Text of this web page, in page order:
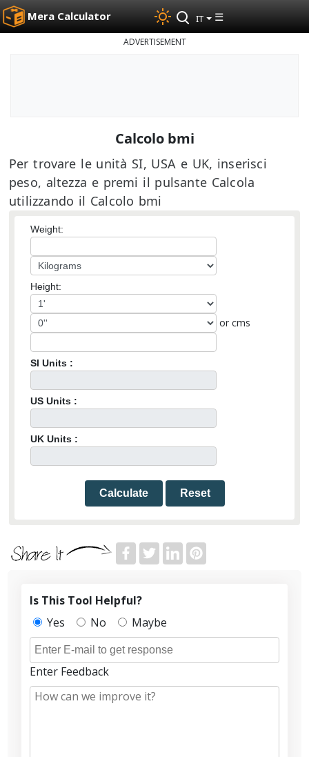
Mera Calculator IT ☰
ADVERTISEMENT
Calcolo bmi
Per trovare le unità SI, USA e UK, inserisci
peso, altezza e premi il pulsante Calcola
utilizzando il Calcolo bmi
Weight:
Height:
or cms
SI Units :
US Units :
UK Units :
Calculate Reset
Is This Tool Helpful?
Yes
No Maybe
Enter Feedback